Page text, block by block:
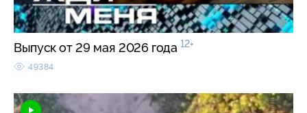
Выпуск от 29 мая 2026 года 12+
49384